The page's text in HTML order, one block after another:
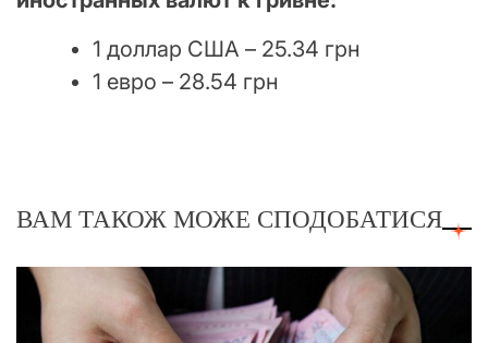
1 доллар США – 25.34 грн
1 евро – 28.54 грн
ВАМ ТАКОЖ МОЖЕ СПОДОБАТИСЯ